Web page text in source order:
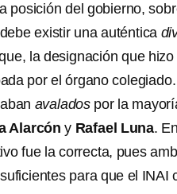
la posición del gobierno,
existir una auténtica
la designación que
por el órgano
avalados por la
Alarcón y Rafael Luna.
fue la correcta, pues
para que el INAI